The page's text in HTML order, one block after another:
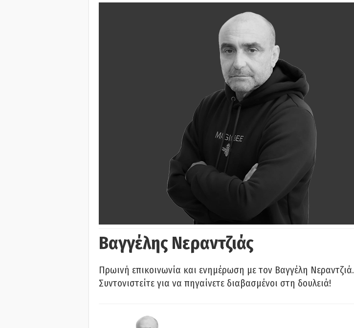
Βαγγέλης Νεραντζιάς
Πρωινή επικοινωνία και ενημέρωση με τον Βαγγέλη Νεραντζιά.
Συντονιστείτε για να πηγαίνετε διαβασμένοι στη δουλειά!